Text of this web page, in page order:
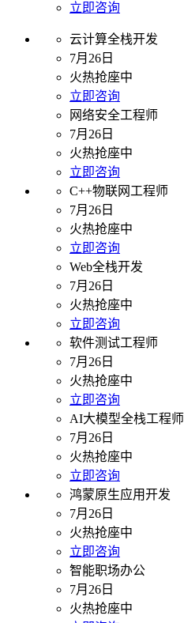
立即咨询
云计算全栈开发
7月26日
火热抢座中
立即咨询
网络安全工程师
7月26日
火热抢座中
立即咨询
C++物联网工程师
7月26日
火热抢座中
立即咨询
Web全栈开发
7月26日
火热抢座中
立即咨询
软件测试工程师
7月26日
火热抢座中
立即咨询
AI大模型全栈工程师
7月26日
火热抢座中
立即咨询
鸿蒙原生应用开发
7月26日
火热抢座中
立即咨询
智能职场办公
7月26日
火热抢座中